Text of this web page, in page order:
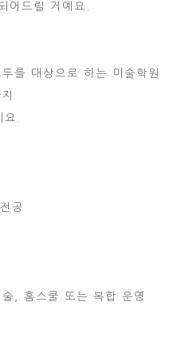
어드릴 거예요.
를 대상으로 하는 미술학원
요.
공
, 홈스쿨 또는 복합 운영